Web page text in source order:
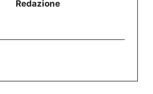
Redazione